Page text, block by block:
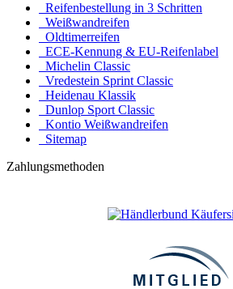
Reifenbestellung in 3 Schritten
Weißwandreifen
Oldtimerreifen
ECE-Kennung & EU-Reifenlabel
Michelin Classic
Vredestein Sprint Classic
Heidenau Klassik
Dunlop Sport Classic
Kontio Weißwandreifen
Sitemap
Zahlungsmethoden